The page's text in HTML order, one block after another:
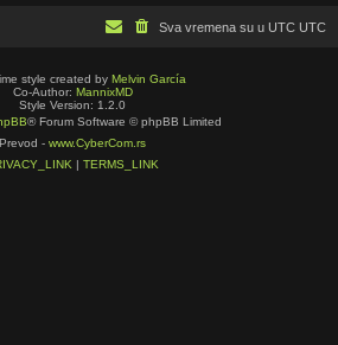
Sva vremena su u UTC UTC
style created by Melvin García
Co-Author: MannixMD
Style Version: 1.2.0
® Forum Software © phpBB Limited
Prevod - www.CyberCom.rs
| TERMS_LINK